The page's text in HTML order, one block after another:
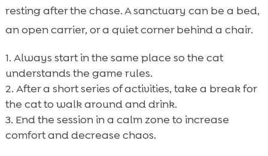
resting after the chase. A sanctuary can be a bed,
an open carrier, or a quiet corner behind a chair.
Always start in the same place so the cat
understands the game rules.
After a short series of activities, take a break for
the cat to walk around and drink.
End the session in a calm zone to increase
comfort and decrease chaos.